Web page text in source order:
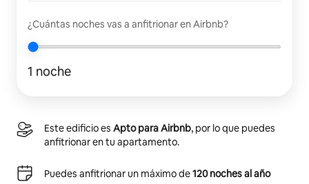
¿Cuántas noches vas a anfitrionar en Airbnb?
1 noche
Este edificio es Apto para Airbnb, por lo que puedes
anfitrionar en tu apartamento.
Puedes anfitrionar un máximo de120 noches al año